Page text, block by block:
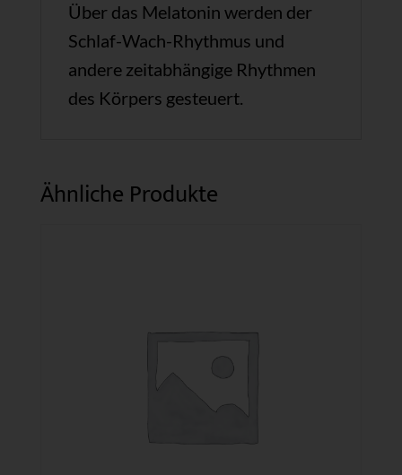
Über das Melatonin werden der
Schlaf-Wach-Rhythmus und
andere zeitabhängige Rhythmen
des Körpers gesteuert.
Ähnliche Produkte